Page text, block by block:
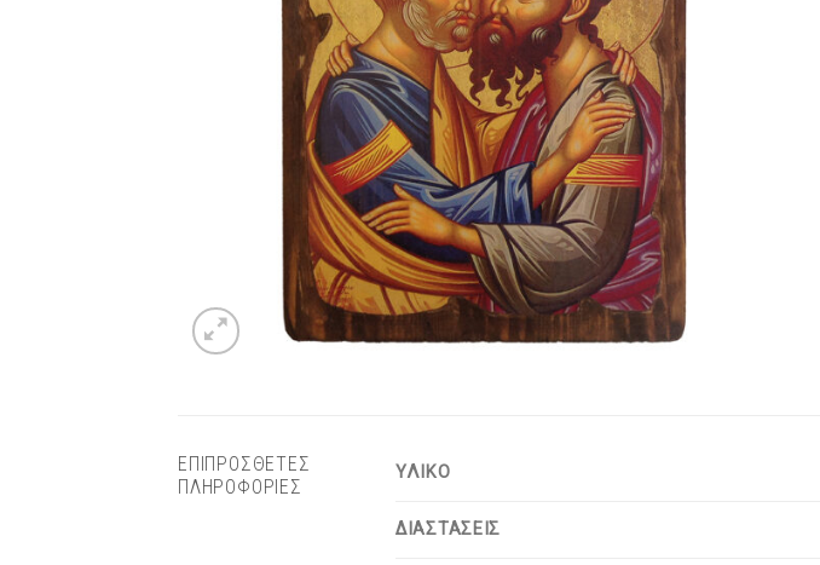
ΕΠΙΠΡΟΣΘΕΤΕΣ
ΠΛΗΡΟΦΟΡΙΕΣ
ΥΛΙΚΟ
ΔΙΑΣΤΑΣΕΙΣ